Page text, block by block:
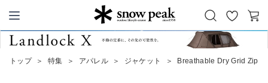
Snow Peak
お
気
カ
トップ ＞ 特集 ＞ アパレル ＞ ジャケット ＞ Breathable Dry Grid Zip